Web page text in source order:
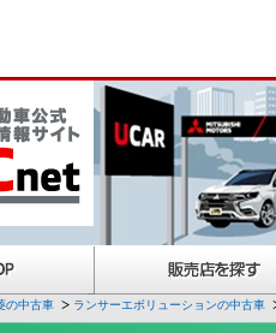
の中古車 ランサーエボリューションの中古車